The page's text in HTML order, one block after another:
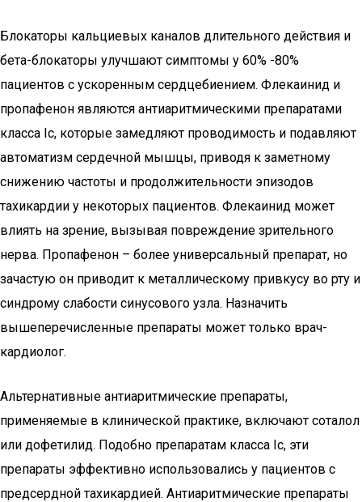
Блокаторы кальциевых каналов длительного действия и
бета-блокаторы улучшают симптомы у 60% -80%
пациентов с ускоренным сердцебиением. Флекаинид и
пропафенон являются антиаритмическими препаратами
класса Ic, которые замедляют проводимость и подавляют
автоматизм сердечной мышцы, приводя к заметному
снижению частоты и продолжительности эпизодов
тахикардии у некоторых пациентов. Флекаинид может
влиять на зрение, вызывая повреждение зрительного
нерва. Пропафенон – более универсальный препарат, но
зачастую он приводит к металлическому привкусу во рту и
синдрому слабости синусового узла. Назначить
вышеперечисленные препараты может только врач-
кардиолог.
Альтернативные антиаритмические препараты,
применяемые в клинической практике, включают соталол
или дофетилид. Подобно препаратам класса Ic, эти
препараты эффективно использовались у пациентов с
предсердной тахикардией. Антиаритмические препараты